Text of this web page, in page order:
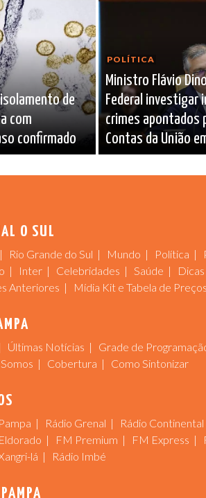
de
com
confirmado
POLÍTICA
Ministro Flávio
Federal investigar
crimes apontados
Contas da União
O SUL
Rio Grande do Sul Mundo Política
Inter Celebridades Saúde
Anteriores
Mídia Kit e Tabela de
Últimas Notícias Grade de
Cobertura Como Sintonizar
Rádio Grenal Rádio Continental
FM Premium FM Express
lá
Rádio Imbé
PAMPA